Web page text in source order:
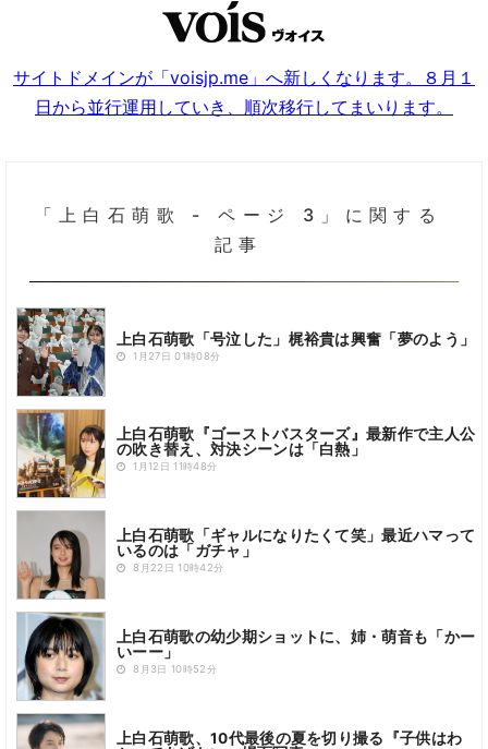
サイトドメインが「voisjp.me」へ新しくなります。８月１
日から並行運用していき、順次移行してまいります。
「上白石萌歌 - ページ 3」に関する
記事
上白石萌歌「号泣した」梶裕貴は興奮「夢のよう」
1月27日 01時08分
上白石萌歌『ゴーストバスターズ』最新作で主人公
の吹き替え、対決シーンは「白熱」
1月12日 11時48分
上白石萌歌「ギャルになりたくて笑」最近ハマって
いるのは「ガチャ」
8月22日 10時42分
上白石萌歌の幼少期ショットに、姉・萌音も「かー
いーー」
8月3日 10時52分
上白石萌歌、10代最後の夏を切り撮る『子供はわ